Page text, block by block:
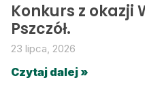
Konkurs z okazji
Pszczół.
23 lipca, 2026
Czytaj dalej »